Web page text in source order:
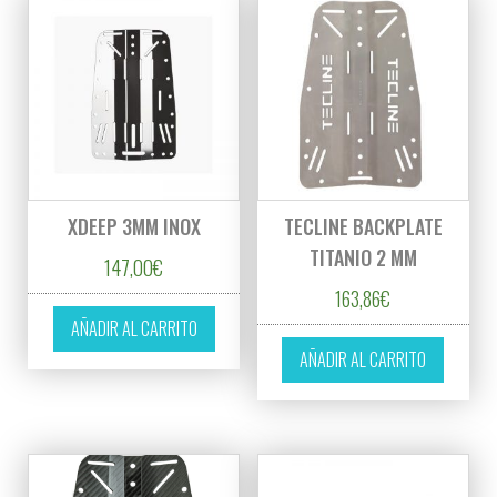
XDEEP 3MM INOX
147,00€
AÑADIR AL CARRITO
TECLINE BACKPLATE
TITANIO 2 MM
163,86€
AÑADIR AL CARRITO